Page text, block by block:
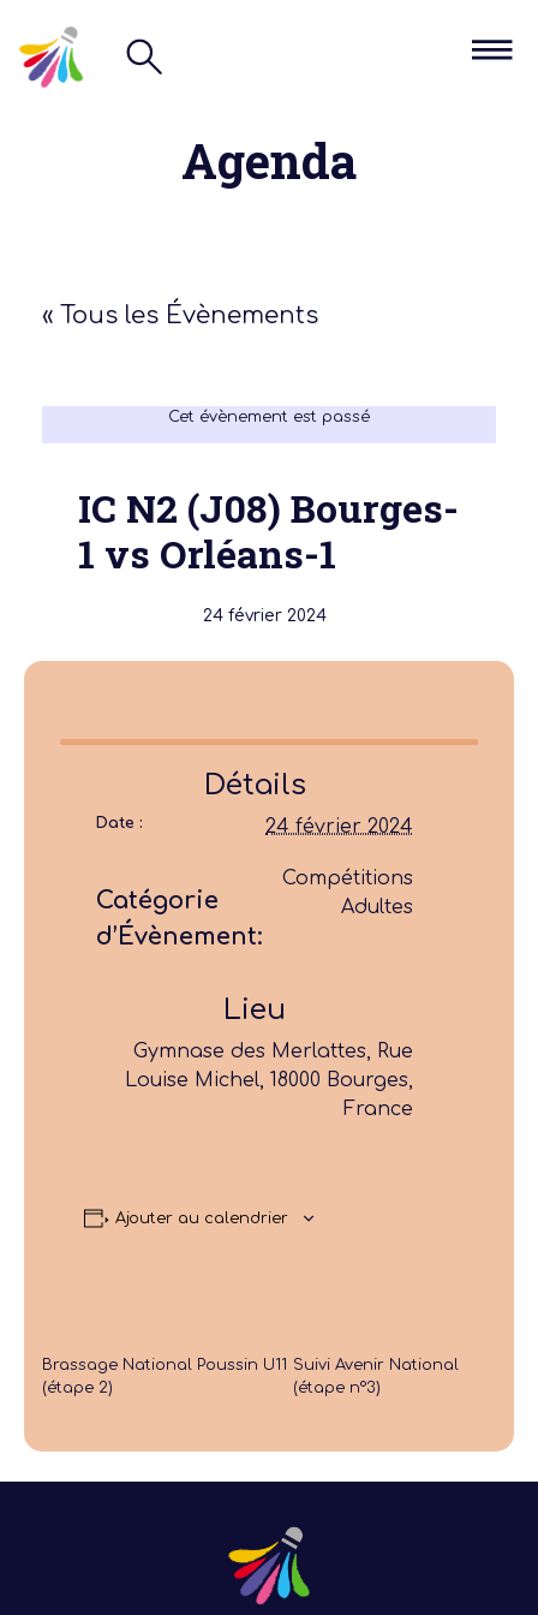
Agenda
« Tous les Évènements
Cet évènement est passé
IC N2 (J08) Bourges-
1 vs Orléans-1
24 février 2024
Détails
Date : 24 février 2024
Catégorie
d’Évènement:
Compétitions
Adultes
Lieu
Gymnase des Merlattes, Rue
Louise Michel, 18000 Bourges,
France
Ajouter au calendrier
Brassage National Poussin U11
(étape 2)
Suivi Avenir National
(étape n°3)